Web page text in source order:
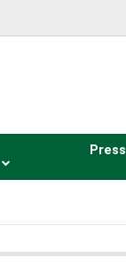
Press